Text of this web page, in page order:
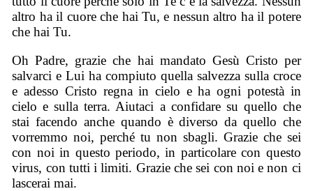
altro ha il cuore che hai Tu, e nessun altro ha il potere
che hai Tu.
Oh Padre, grazie che hai mandato Gesù Cristo per
salvarci e Lui ha compiuto quella salvezza sulla croce
e adesso Cristo regna in cielo e ha ogni potestà in
cielo e sulla terra. Aiutaci a confidare su quello che
stai facendo anche quando è diverso da quello che
vorremmo noi, perché tu non sbagli. Grazie che sei
con noi in questo periodo, in particolare con questo
virus, con tutti i limiti. Grazie che sei con noi e non ci
lascerai mai.